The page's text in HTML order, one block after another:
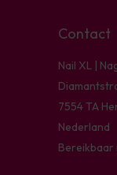
Contact
Nail XL |
7554 TA
Nederland
Bereikbaar